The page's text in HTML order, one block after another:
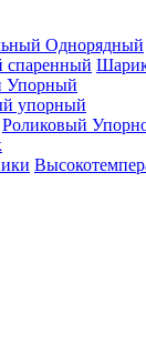
Однорядный
Упорный
упорный
Роликовый